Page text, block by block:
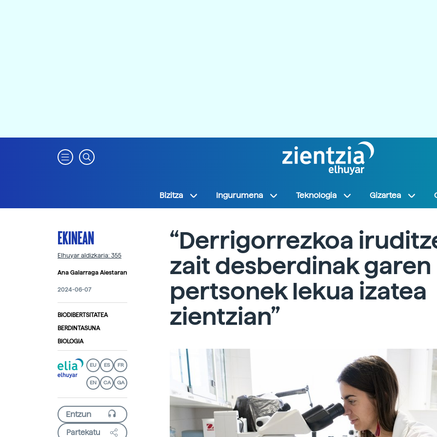
Bizitza Ingurumena Teknologia Gizartea
EKINEAN
Elhuyar aldizkaria: 355
Ana Galarraga Aiestaran
2024-06-07
BIODIBERTSITATEA
BERDINTASUNA
BIOLOGIA
EU ES FR
EN CA GA
Partekatu
“Derrigorrezkoa
zait desberdinak garen
pertsonek lekua izatea
zientzian”